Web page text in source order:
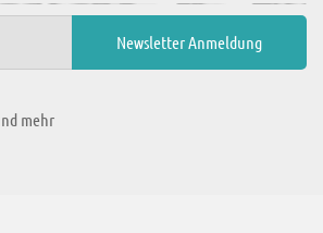
mehr